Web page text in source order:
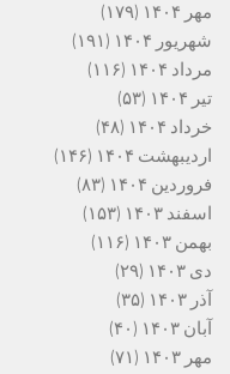
مهر ۱۴۰۴
(۱۷۹)
شهریور ۱۴۰۴
(۱۹۱)
مرداد ۱۴۰۴
(۱۱۶)
تیر ۱۴۰۴
(۵۳)
خرداد ۱۴۰۴
(۴۸)
اردیبهشت ۱۴۰۴
(۱۴۶)
فروردین ۱۴۰۴
(۸۳)
اسفند ۱۴۰۳
(۱۵۳)
بهمن ۱۴۰۳
(۱۱۶)
دی ۱۴۰۳
(۲۹)
آذر ۱۴۰۳
(۳۵)
آبان ۱۴۰۳
(۴۰)
مهر ۱۴۰۳
(۷۱)